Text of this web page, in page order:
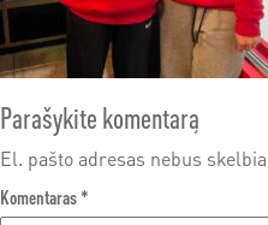
Parašykite komentarą
El. pašto adresas nebus
Komentaras*